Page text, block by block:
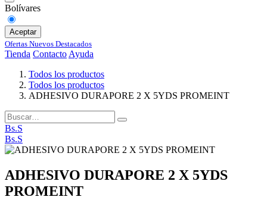
Bolívares
Aceptar
Ofertas Nuevos Destacados
Tienda Contacto Ayuda
Todos los productos
Todos los productos
ADHESIVO DURAPORE 2 X 5YDS PROMEINT
Bs.S
Bs.S
ADHESIVO DURAPORE 2 X 5YDS
PROMEINT